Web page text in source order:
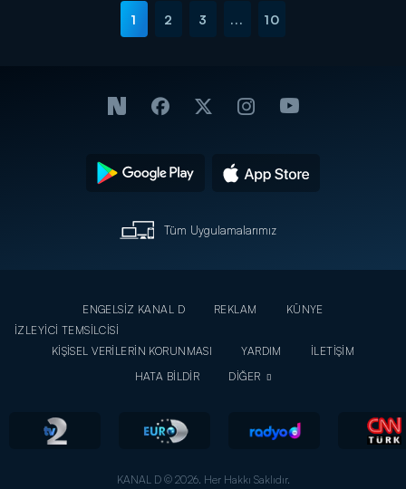
1 2 3 ... 10
Tüm Uygulamalarımız
ENGELSİZ KANAL D REKLAM
KÜNYE
İZLEYİCİ TEMSİLCİSİ
KİŞİSEL VERİLERİN KORUNMASI
YARDIM
İLETİŞİM
HATA BİLDİR
DİĞER
KANAL D © 2026. Her Hakkı Saklıdır.